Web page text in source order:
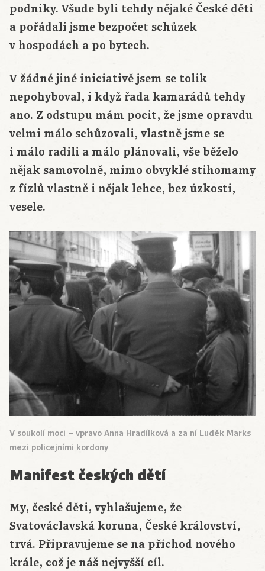
podniky. Všude byli tehdy nějaké České děti
a pořádali jsme bezpočet schůzek
v hospodách a po bytech.
V žádné jiné iniciativě jsem se tolik
nepohyboval, i když řada kamarádů tehdy
ano. Z odstupu mám pocit, že jsme opravdu
velmi málo schůzovali, vlastně jsme se
i málo radili a málo plánovali, vše běželo
nějak samovolně, mimo obvyklé stihomamy
z fízlů vlastně i nějak lehce, bez úzkosti,
vesele.
V soukolí moci – vpravo Anna Hradílková a za ní Luděk Marks
mezi policejními kordony
Manifest českých dětí
My, české děti, vyhlašujeme, že
Svatováclavská koruna, České království,
trvá. Připravujeme se na příchod nového
krále, což je náš nejvyšší cíl.